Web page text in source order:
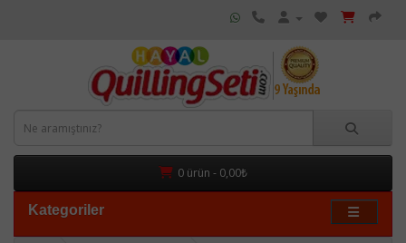
0 ürün - 0,00₺
Kategoriler